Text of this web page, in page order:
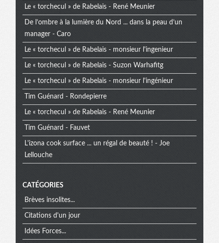
extra
Le « torchecul » de Rabelais - René Meunier
De l’ombre à la lumière du Nord ... dans la peau d’un
manager - Caro
Le « torchecul » de Rabelais - monsieur l'ingenieur
Le « torchecul » de Rabelais - Suzon Warhafitg
Le « torchecul » de Rabelais - monsieur l'ingénieur
Tim Guénard - Rondepierre
Le « torchecul » de Rabelais - René Meunier
Tim Guénard - Fauvet
L'izona cook surface ... un régal de beauté ! - Joe
Lellouche
CATÉGORIES
Brèves insolites...
Citations d'un jour
Idées Forces...